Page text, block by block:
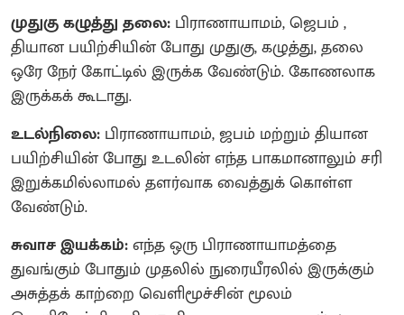
முதுகு கழுத்து தலை: பிராணாயாமம், ஜெபம் ,
தியான பயிற்சியின் போது முதுகு, கழுத்து, தலை
ஒரே நேர் கோட்டில் இருக்க வேண்டும். கோணலாக
இருக்கக் கூடாது.
உடல்நிலை: பிராணாயாமம், ஜபம் மற்றும் தியான
பயிற்சியின் போது உடலின் எந்த பாகமானாலும் சரி
இறுக்கமில்லாமல் தளர்வாக வைத்துக் கொள்ள
வேண்டும்.
சுவாச இயக்கம்:எந்த ஒரு பிராணாயாமத்தை
துவங்கும் போதும் முதலில் நுரையீரலில் இருக்கும்
அசுத்தக் காற்றை வெளிமூச்சின் மூலம்